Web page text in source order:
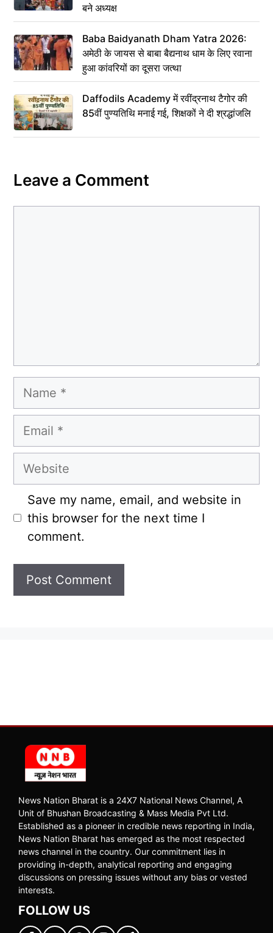
बने अध्यक्ष
Baba Baidyanath Dham Yatra 2026:
अमेठी के जायस से बाबा बैद्यनाथ धाम के लिए रवाना
हुआ कांवरियों का दूसरा जत्था
Daffodils Academy में रवींद्रनाथ टैगोर की
85वीं पुण्यतिथि मनाई गई, शिक्षकों ने दी श्रद्धांजलि
Leave a Comment
Name
Email
Website
Save my name, email, and website in
this browser for the next time I
comment.
News Nation Bharat is a 24X7 National News Channel, A
Unit of Bhushan Broadcasting & Mass Media Pvt Ltd.
Established as a pioneer in credible news reporting in India,
News Nation Bharat has emerged as the most respected
news channel in the country. Our commitment lies in
providing in-depth, analytical reporting and engaging
discussions on pressing issues without any bias or vested
interests.
FOLLOW US